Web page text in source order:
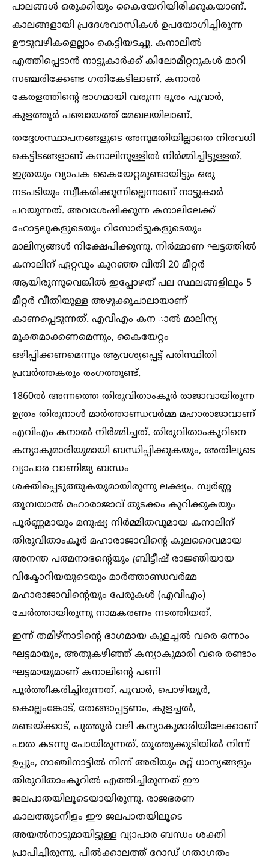
പാലങ്ങള്‍ ഒരുക്കിയും കൈയേറിയിരിക്കുകയാണ്.
കാലങ്ങളായി പ്രദേശവാസികള്‍ ഉപയോഗിച്ചിരുന്ന
ഊടുവഴികളെല്ലാം കെട്ടിയടച്ചു. കനാലില്‍
എത്തിപ്പെടാന്‍ നാട്ടുകാര്‍ക്ക് കിലോമീറ്ററുകള്‍ മാറി
സഞ്ചരിക്കേണ്ട ഗതികേടിലാണ്. കനാല്‍
കേരളത്തിന്റെ ഭാഗമായി വരുന്ന ദൂരം പൂവാര്‍,
കുളത്തൂര്‍ പഞ്ചായത്ത് മേഖലയിലാണ്.
തദ്ദേശസ്ഥാപനങ്ങളുടെ അനുമതിയില്ലാതെ നിരവധി
കെട്ടിടങ്ങളാണ് കനാലിനുള്ളില്‍ നിര്‍മ്മിച്ചിട്ടുള്ളത്.
ഇത്രയും വ്യാപക കൈയേറ്റമുണ്ടായിട്ടും ഒരു
നടപടിയും സ്വീകരിക്കുന്നില്ലെന്നാണ് നാട്ടുകാര്‍
പറയുന്നത്. അവശേഷിക്കുന്ന കനാലിലേക്ക്
ഹോട്ടലുകളുടെയും റിസോര്‍ട്ടുകളുടെയും
മാലിന്യങ്ങള്‍ നിക്ഷേപിക്കുന്നു. നിര്‍മ്മാണ ഘട്ടത്തില്‍
കനാലിന് ഏറ്റവും കുറഞ്ഞ വീതി 20 മീറ്റര്‍
ആയിരുന്നുവെങ്കില്‍ ഇപ്പോഴത് പല സ്ഥലങ്ങളിലും 5
മീറ്റര്‍ വീതിയുള്ള അഴുക്കുചാലായാണ്
കാണപ്പെടുന്നത്. എവിഎം കന ാല്‍ മാലിന്യ
മുക്തമാക്കണമെന്നും, കൈയേറ്റം
ഒഴിപ്പിക്കണമെന്നും ആവശ്യപ്പെട്ട് പരിസ്ഥിതി
പ്രവര്‍ത്തകരും രംഗത്തുണ്ട്.
1860ല്‍ അന്നത്തെ തിരുവിതാംകൂര്‍ രാജാവായിരുന്ന
ഉത്രം തിരുനാള്‍ മാര്‍ത്താണ്ഡവര്‍മ്മ മഹാരാജാവാണ്
എവിഎം കനാല്‍ നിര്‍മ്മിച്ചത്. തിരുവിതാംകൂറിനെ
കന്യാകുമാരിയുമായി ബന്ധിപ്പിക്കുകയും, അതിലൂടെ
വ്യാപാര വാണിജ്യ ബന്ധം
ശക്തിപ്പെടുത്തുകയുമായിരുന്നു ലക്ഷ്യം. സ്വര്‍ണ്ണ
തൂമ്പയാല്‍ മഹാരാജാവ് തുടക്കം കുറിക്കുകയും
പൂര്‍ണ്ണമായും മനുഷ്യ നിര്‍മ്മിതവുമായ കനാലിന്
തിരുവിതാംകൂര്‍ മഹാരാജാവിന്റെ കുലദൈവമായ
അനന്ത പത്മനാഭന്റെയും ബ്രിട്ടീഷ് രാജ്ഞിയായ
വിക്ടോറിയയുടെയും മാര്‍ത്താണ്ഡവര്‍മ്മ
മഹാരാജാവിന്റെയും പേരുകള്‍ (എവിഎം)
ചേര്‍ത്തായിരുന്നു നാമകരണം നടത്തിയത്.
ഇന്ന് തമിഴ്‌നാടിന്റെ ഭാഗമായ കുളച്ചല്‍ വരെ ഒന്നാം
ഘട്ടമായും, അതുകഴിഞ്ഞ് കന്യാകുമാരി വരെ രണ്ടാം
ഘട്ടമായുമാണ് കനാലിന്റെ പണി
പൂര്‍ത്തീകരിച്ചിരുന്നത്. പൂവാര്‍, പൊഴിയൂര്‍,
കൊല്ലംങ്കോട്, തേങ്ങാപ്പട്ടണം, കുളച്ചല്‍,
മണ്ടയ്‌ക്കാട്, പുത്തൂര്‍ വഴി കന്യാകുമാരിയിലേക്കാണ്
പാത കടന്നു പോയിരുന്നത്. തൂത്തുക്കുടിയില്‍ നിന്ന്
ഉപ്പും, നാഞ്ചിനാട്ടില്‍ നിന്ന് അരിയും മറ്റ് ധാന്യങ്ങളും
തിരുവിതാംകൂറില്‍ എത്തിച്ചിരുന്നത് ഈ
ജലപാതയിലൂടെയായിരുന്നു. രാജഭരണ
കാലത്തുടനീളം ഈ ജലപാതയിലൂടെ
അയല്‍നാടുമായിട്ടുള്ള വ്യാപാര ബന്ധം ശക്തി
പ്രാപിച്ചിരുന്നു. പില്‍ക്കാലത്ത് റോഡ് ഗതാഗതം